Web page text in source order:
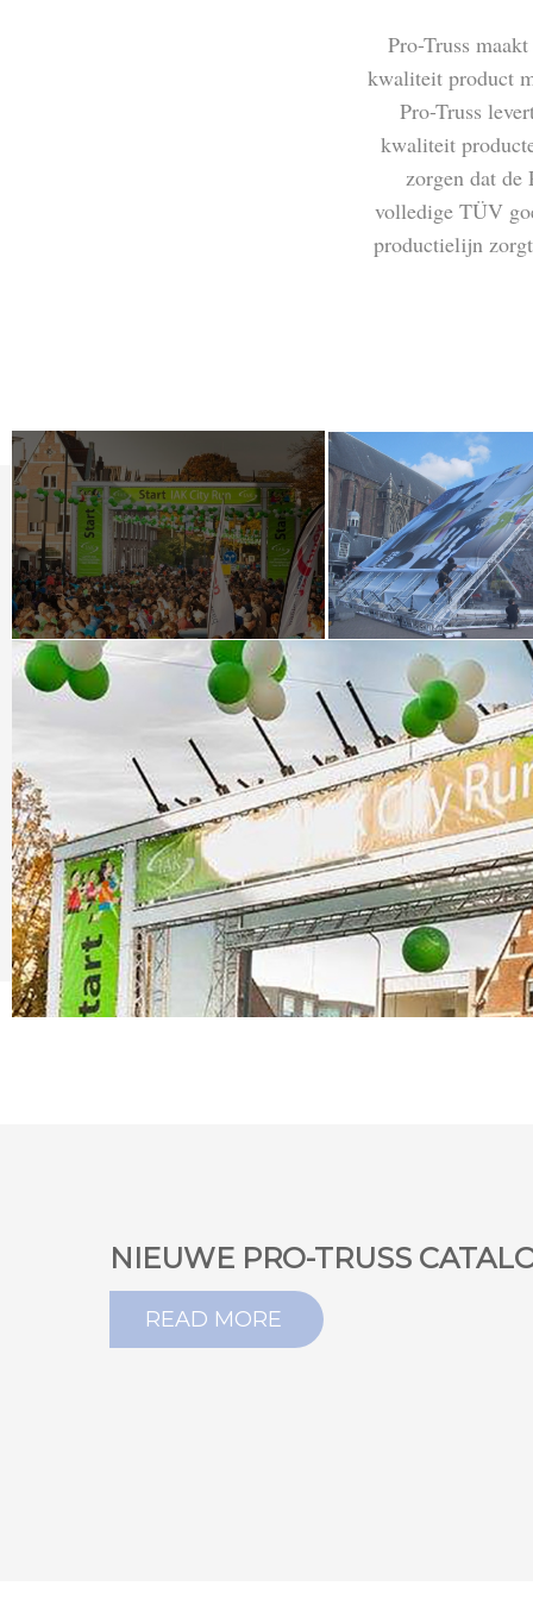
Pro-Truss
kwaliteit product
Pro-Truss
kwaliteit
zorgen dat de
volledige TÜV
productielijn
NIEUWE PRO-TRUSS
READ MORE